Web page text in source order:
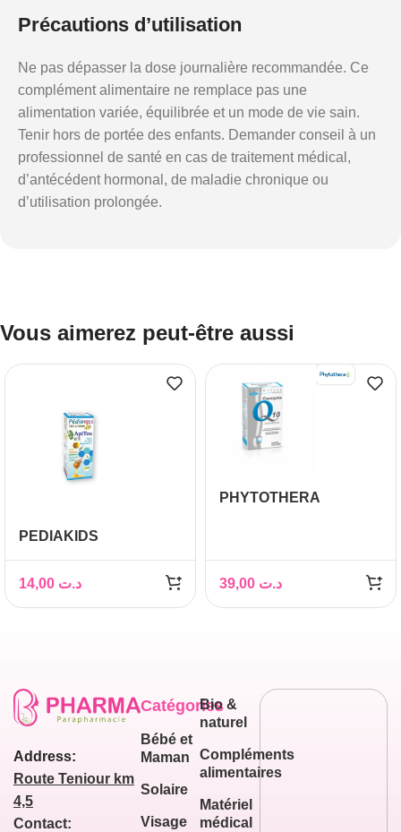
Précautions d’utilisation
Ne pas dépasser la dose journalière recommandée. Ce
complément alimentaire ne remplace pas une
alimentation variée, équilibrée et un mode de vie sain.
Tenir hors de portée des enfants. Demander conseil à un
professionnel de santé en cas de traitement médical,
d’antécédent hormonal, de maladie chronique ou
d’utilisation prolongée.
Vous aimerez peut-être aussi
PEDIAKIDS
د.ت
PHYTOTHERA
د.ت
Address:
Route Teniour km
4,5
Contact:
Catégories
Bébé et
Maman
Solaire
Visage
Bio &
naturel
Compléments
alimentaires
Matériel
médical